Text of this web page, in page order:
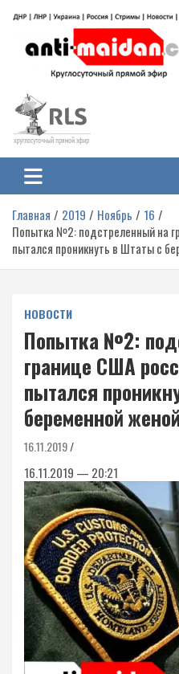
содержимому
Антимайдан:
на Украине
гражданской войне на Украине,
ЛНР и других регионах.
Главная 2019 Ноябрь
16
Попытка №2: подстреленный на
пытался проникнуть в Штаты с
НОВОСТИ
Попытка №2:
границе США
пытался
беременной женой
16.11.2019
16.11.2019 — 20:21